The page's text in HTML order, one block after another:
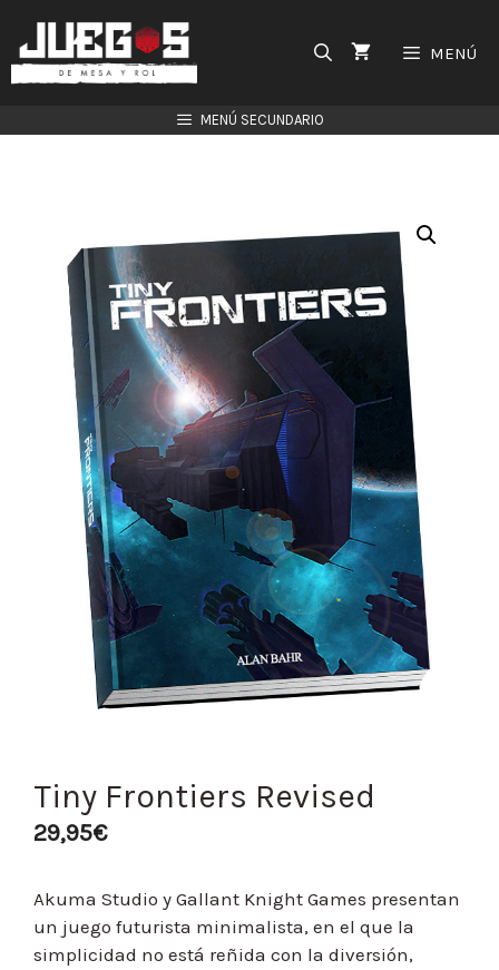
contenido
MENÚ
MENÚ SECUNDARIO
Tiny Frontiers Revised
29,95€
Akuma Studio y Gallant Knight Games presentan
un juego futurista minimalista, en el que la
simplicidad no está reñida con la diversión,